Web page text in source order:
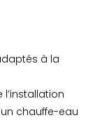
à la
chauffe-eau